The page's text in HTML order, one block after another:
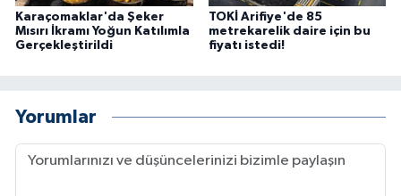
Karaçomaklar'da Şeker
Mısırı İkramı Yoğun Katılımla
Gerçekleştirildi
TOKİ Arifiye'de 85
metrekarelik daire için bu
fiyatı istedi!
Yorumlar